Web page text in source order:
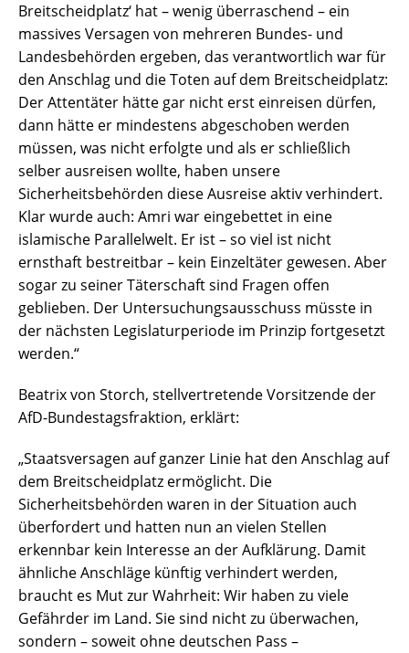
Breitscheidplatz‘ hat – wenig überraschend – ein
massives Versagen von mehreren Bundes- und
Landesbehörden ergeben, das verantwortlich war für
den Anschlag und die Toten auf dem Breitscheidplatz:
Der Attentäter hätte gar nicht erst einreisen dürfen,
dann hätte er mindestens abgeschoben werden
müssen, was nicht erfolgte und als er schließlich
selber ausreisen wollte, haben unsere
Sicherheitsbehörden diese Ausreise aktiv verhindert.
Klar wurde auch: Amri war eingebettet in eine
islamische Parallelwelt. Er ist – so viel ist nicht
ernsthaft bestreitbar – kein Einzeltäter gewesen. Aber
sogar zu seiner Täterschaft sind Fragen offen
geblieben. Der Untersuchungsausschuss müsste in
der nächsten Legislaturperiode im Prinzip fortgesetzt
werden.“
Beatrix von Storch, stellvertretende Vorsitzende der
AfD-Bundestagsfraktion, erklärt:
„Staatsversagen auf ganzer Linie hat den Anschlag auf
dem Breitscheidplatz ermöglicht. Die
Sicherheitsbehörden waren in der Situation auch
überfordert und hatten nun an vielen Stellen
erkennbar kein Interesse an der Aufklärung. Damit
ähnliche Anschläge künftig verhindert werden,
braucht es Mut zur Wahrheit: Wir haben zu viele
Gefährder im Land. Sie sind nicht zu überwachen,
sondern – soweit ohne deutschen Pass –